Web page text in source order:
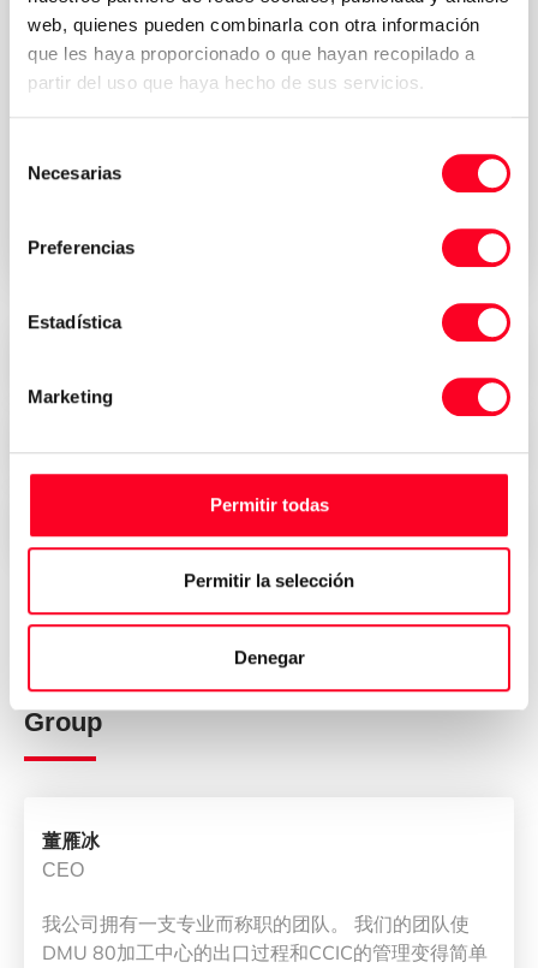
web, quienes pueden combinarla con otra información
que les haya proporcionado o que hayan recopilado a
partir del uso que haya hecho de sus servicios.
Necesarias
Preferencias
Estadística
Marketing
Permitir todas
Permitir la selección
Denegar
Opiniones de quienes han
comprado su máquina en 3Axis
Group
董雁冰
CEO
我公司拥有一支专业而称职的团队。 我们的团队使
DMU 80加工中心的出口过程和CCIC的管理变得简单